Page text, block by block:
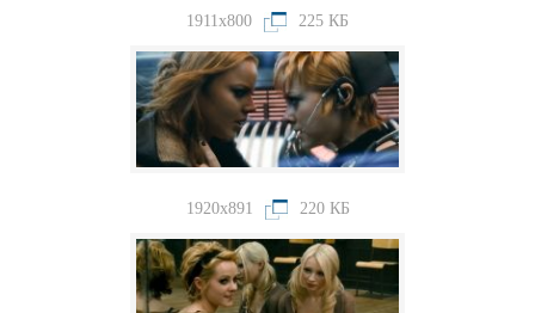
1911x800 225 КБ
1920x891 220 КБ